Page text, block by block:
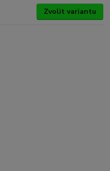
Zvolit variantu